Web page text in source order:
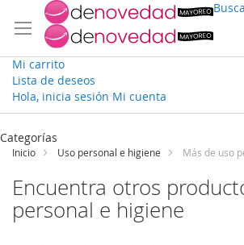
Mi carrito
Lista de deseos
Hola, inicia sesión Mi cuenta
Ir
contenido
Categorías
Inicio Uso personal e higiene Más de uso
Encuentra otros
personal e higiene